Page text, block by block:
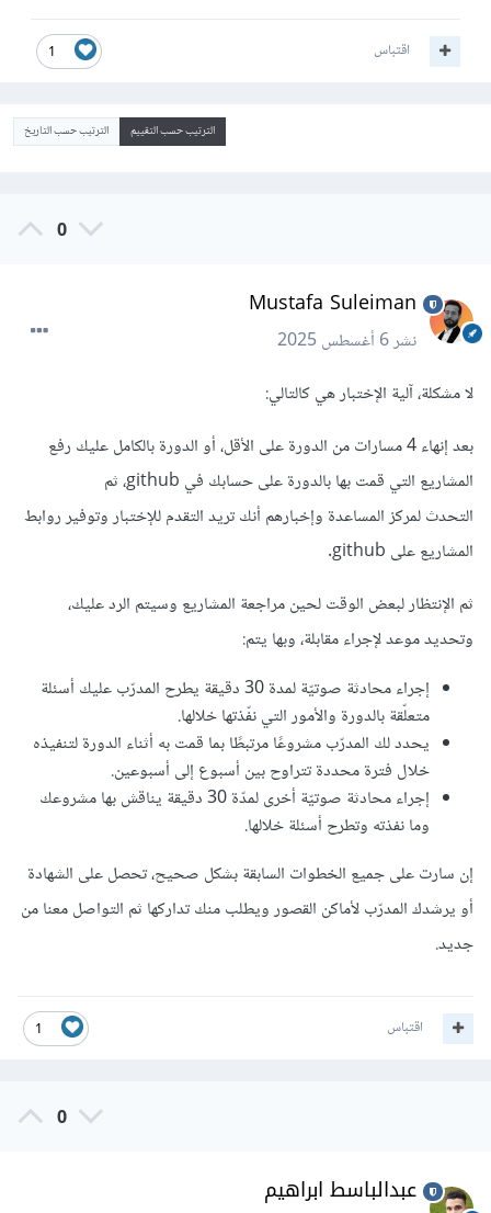
1 اقتباس
الترتيب حسب التقييم الترتيب حسب التاريخ
0
Mustafa Suleiman
نشر6 أغسطس 2025
لا مشكلة، آلية الإختبار هي كالتالي:
بعد إنهاء 4 مسارات من الدورة على الأقل، أو الدورة بالكامل عليك رفع
المشاريع التي قمت بها بالدورة على حسابك في github، ثم
التحدث لمركز المساعدة وإخبارهم أنك تريد التقدم للإختبار وتوفير روابط
المشاريع على github.
ثم الإنتظار لبعض الوقت لحين مراجعة المشاريع وسيتم الرد عليك،
وتحديد موعد لإجراء مقابلة، وبها يتم:
إجراء محادثة صوتيّة لمدة 30 دقيقة يطرح المدرّب عليك أسئلة
متعلّقة بالدورة والأمور التي نفّذتها خلالها.
يحدد لك المدرّب مشروعًا مرتبطًا بما قمت به أثناء الدورة لتنفيذه
خلال فترة محددة تتراوح بين أسبوع إلى أسبوعين.
إجراء محادثة صوتيّة أخرى لمدّة 30 دقيقة يناقش بها مشروعك
وما نفذته وتطرح أسئلة خلالها.
إن سارت على جميع الخطوات السابقة بشكل صحيح، تحصل على الشهادة
أو يرشدك المدرّب لأماكن القصور ويطلب منك تداركها ثم التواصل معنا من
جديد.
1 اقتباس
0
عبدالباسط ابراهيم